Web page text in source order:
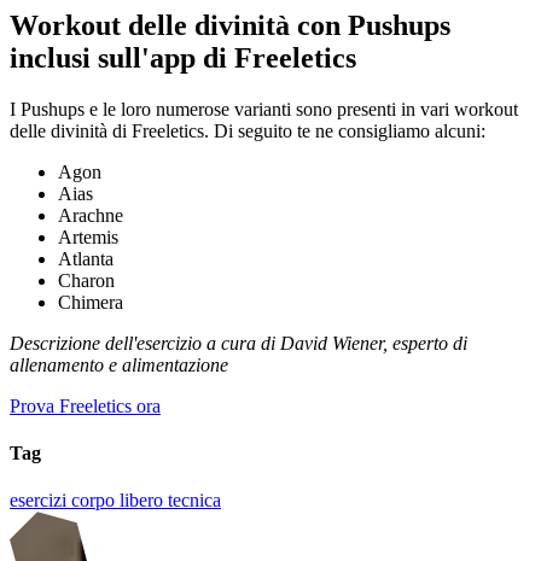
Workout delle divinità con Pushups
inclusi sull'app di Freeletics
I Pushups e le loro numerose varianti sono presenti in vari workout
delle divinità di Freeletics. Di seguito te ne consigliamo alcuni:
Agon
Aias
Arachne
Artemis
Atlanta
Charon
Chimera
Descrizione dell'esercizio a cura di David Wiener, esperto di
allenamento e alimentazione
Prova Freeletics ora
Tag
esercizi corpo libero tecnica